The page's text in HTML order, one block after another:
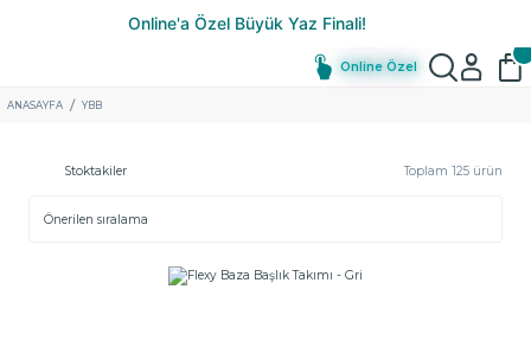
Online Özel
ANASAYFA YBB
Stoktakiler Toplam 125 ürün